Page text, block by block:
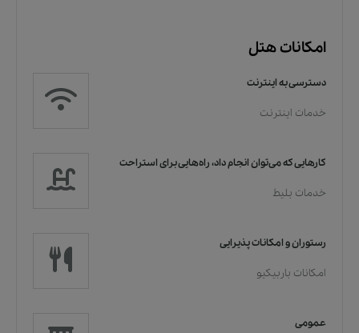
امکانات هتل
دسترسی به اینترنت
خدمات اینترنت
کارهایی که می‌توان انجام داد، راه‌هایی برای استراحت
خدمات بلیط
رستوران و امکانات پذیرایی
امکانات باربیکیو
عمومی